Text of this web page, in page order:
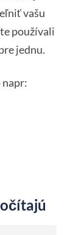
vašu
používali
jednu.
napr: